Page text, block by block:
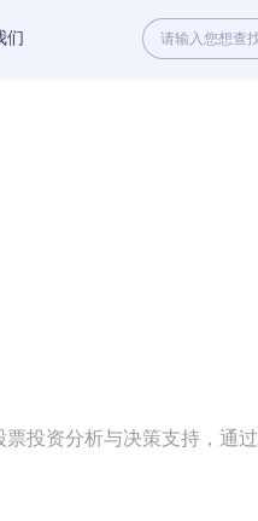
们
资分析与决策支持，通过